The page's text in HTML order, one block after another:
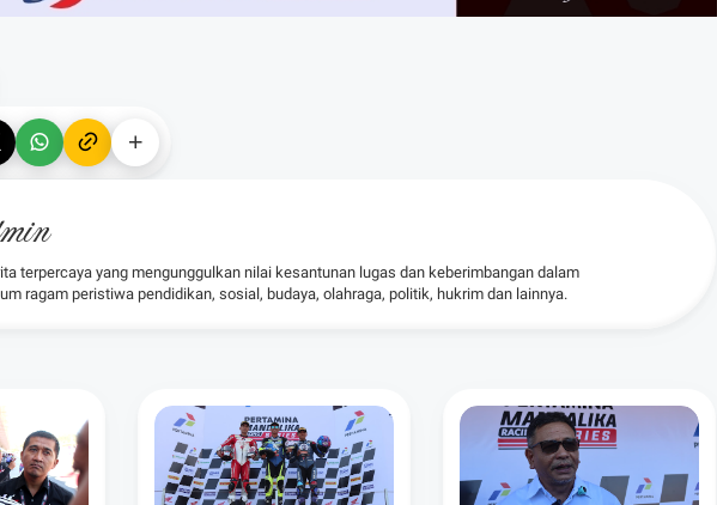
terpercaya yang mengunggulkan nilai kesantunan lugas dan keberimbangan dalam
ragam peristiwa pendidikan, sosial, budaya, olahraga, politik, hukrim dan lainnya.